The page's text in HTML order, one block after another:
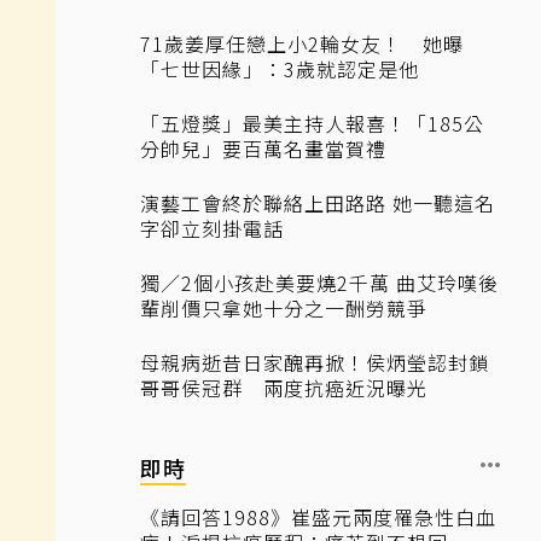
71歲姜厚任戀上小2輪女友！ 她曝
「七世因緣」：3歲就認定是他
「五燈獎」最美主持人報喜！「185公
分帥兒」要百萬名畫當賀禮
演藝工會終於聯絡上田路路 她一聽這名
字卻立刻掛電話
獨／2個小孩赴美要燒2千萬 曲艾玲嘆後
輩削價只拿她十分之一酬勞競爭
母親病逝昔日家醜再掀！侯炳瑩認封鎖
哥哥侯冠群 兩度抗癌近況曝光
即時
《請回答1988》崔盛元兩度罹急性白血